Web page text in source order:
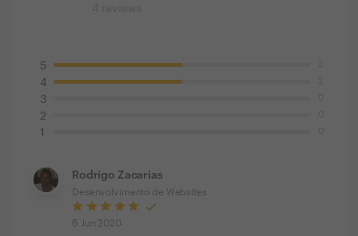
5
4
3
2
1
Rodrigo Zacarias
Desenvolvimento de Websites
6 Jun 2020